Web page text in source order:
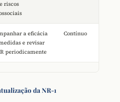
riscos
a eficácia
e revisar
periodicamente
Contínuo
da NR-1